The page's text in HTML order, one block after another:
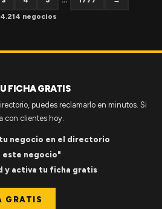
negocios
FICHA GRATIS
puedes reclamarlo en minutos. Si
con clientes hoy.
tu negocio en el directorio
este negocio"
y activa tu ficha gratis
GRATIS